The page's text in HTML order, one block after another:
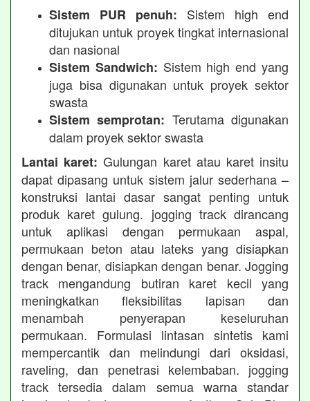
Sistem PUR penuh: Sistem high end
ditujukan untuk proyek tingkat internasional
dan nasional
Sistem Sandwich: Sistem high end yang
juga bisa digunakan untuk proyek sektor
swasta
Sistem semprotan: Terutama digunakan
dalam proyek sektor swasta
Lantai karet: Gulungan karet atau karet insitu
dapat dipasang untuk sistem jalur sederhana –
konstruksi lantai dasar sangat penting untuk
produk karet gulung. jogging track dirancang
untuk aplikasi dengan permukaan aspal,
permukaan beton atau lateks yang disiapkan
dengan benar, disiapkan dengan benar. Jogging
track mengandung butiran karet kecil yang
meningkatkan fleksibilitas lapisan dan
menambah penyerapan keseluruhan
permukaan. Formulasi lintasan sintetis kami
mempercantik dan melindungi dari oksidasi,
raveling, dan penetrasi kelembaban. jogging
track tersedia dalam semua warna standar